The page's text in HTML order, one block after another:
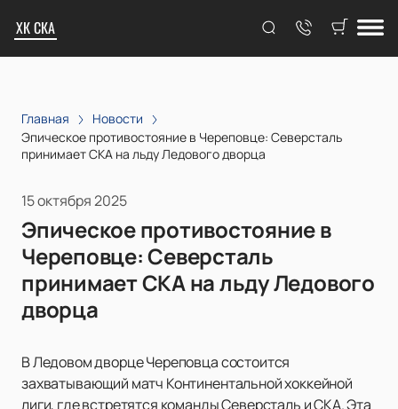
ХК СКА
Главная
Новости
Эпическое противостояние в Череповце: Северсталь
принимает СКА на льду Ледового дворца
15 октября 2025
Эпическое противостояние в
Череповце: Северсталь
принимает СКА на льду Ледового
дворца
В Ледовом дворце Череповца состоится
захватывающий матч Континентальной хоккейной
лиги, где встретятся команды Северсталь и СКА. Эта